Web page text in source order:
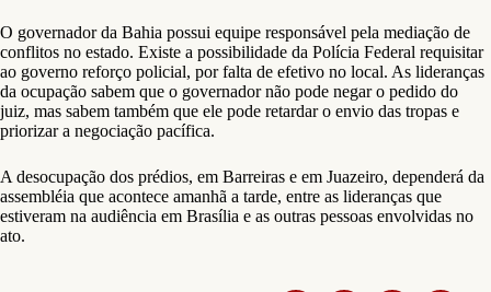
O governador da Bahia possui equipe responsável pela mediação de
conflitos no estado. Existe a possibilidade da Polícia Federal requisitar
ao governo reforço policial, por falta de efetivo no local. As lideranças
da ocupação sabem que o governador não pode negar o pedido do
juiz, mas sabem também que ele pode retardar o envio das tropas e
priorizar a negociação pacífica.
A desocupação dos prédios, em Barreiras e em Juazeiro, dependerá da
assembléia que acontece amanhã a tarde, entre as lideranças que
estiveram na audiência em Brasília e as outras pessoas envolvidas no
ato.